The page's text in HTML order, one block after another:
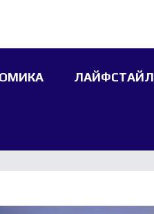
ЛАЙФСТАЙЛ